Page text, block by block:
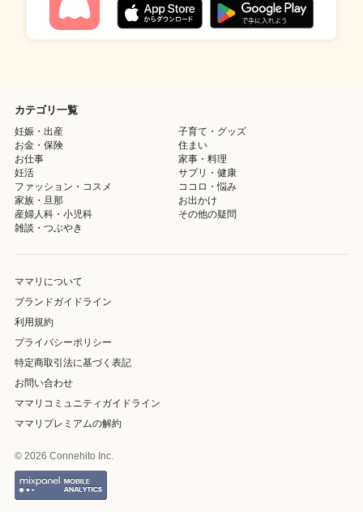
カテゴリ一覧
妊娠・出産
子育て・グッズ
お金・保険
住まい
お仕事
家事・料理
妊活
サプリ・健康
ファッション・コスメ
ココロ・悩み
家族・旦那
お出かけ
産婦人科・小児科
その他の疑問
雑談・つぶやき
ママリについて
ブランドガイドライン
利用規約
プライバシーポリシー
特定商取引法に基づく表記
お問い合わせ
ママリコミュニティガイドライン
ママリプレミアムの解約
© 2026 Connehito Inc.